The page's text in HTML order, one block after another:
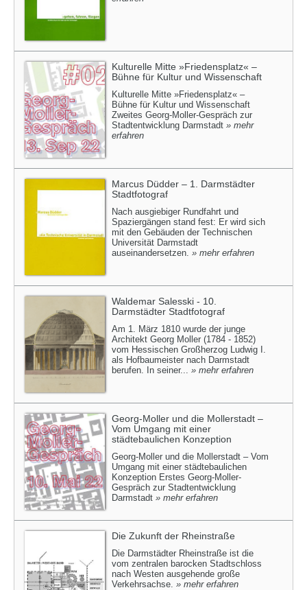
Kulturelle Mitte »Friedensplatz« –
Bühne für Kultur und Wissenschaft
Kulturelle Mitte »Friedensplatz« –
Bühne für Kultur und Wissenschaft
Zweites Georg-Moller-Gespräch zur
Stadtentwicklung Darmstadt » mehr
erfahren
Marcus Düdder – 1. Darmstädter
Stadtfotograf
Nach ausgiebiger Rundfahrt und
Spaziergängen stand fest: Er wird sich
mit den Gebäuden der Technischen
Universität Darmstadt
auseinandersetzen. » mehr erfahren
Waldemar Salesski - 10.
Darmstädter Stadtfotograf
Am 1. März 1810 wurde der junge
Architekt Georg Moller (1784 - 1852)
vom Hessischen Großherzog Ludwig I.
als Hofbaumeister nach Darmstadt
berufen. In seiner... » mehr erfahren
Georg-Moller und die Mollerstadt –
Vom Umgang mit einer
städtebaulichen Konzeption
Georg-Moller und die Mollerstadt – Vom
Umgang mit einer städtebaulichen
Konzeption Erstes Georg-Moller-
Gespräch zur Stadtentwicklung
Darmstadt » mehr erfahren
Die Zukunft der Rheinstraße
Die Darmstädter Rheinstraße ist die
vom zentralen barocken Stadtschloss
nach Westen ausgehende große
Verkehrsachse. » mehr erfahren